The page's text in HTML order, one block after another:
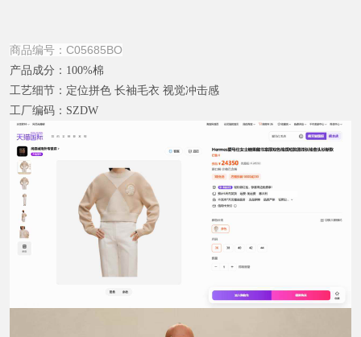
商品编号：C05685BO
产品成分： 100%棉
工艺细节： 定位拼色 长袖毛衣 视觉冲击感
工厂编码： SZDW